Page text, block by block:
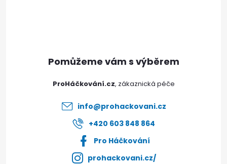
ProHáčkování.cz
info@prohackovani.cz
+420 603 848 864
Pro Háčkování
prohackovani.cz/